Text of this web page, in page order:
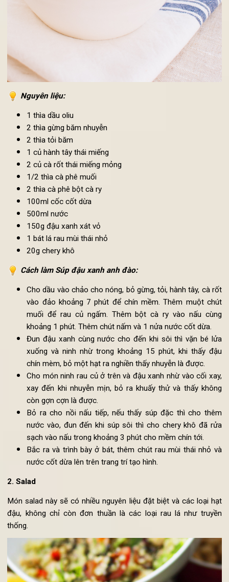
Nguyên liệu:
1 thìa dầu oliu
2 thìa gừng băm nhuyễn
2 thìa tỏi băm
1 củ hành tây thái miếng
2 củ cà rốt thái miếng mỏng
1/2 thìa cà phê muối
2 thìa cà phê bột cà ry
100ml cốc cốt dừa
500ml nước
1 bát lá rau mùi thái nhỏ
20g chery khô
Cách làm Súp đậu xanh anh đào:
Cho dầu vào chảo cho nóng, bỏ gừng, tỏi, hành tây, cà
vào đảo khoảng 7 phút để chín mềm. Thêm muột
muối để rau củ ngấm. Thêm bột cà ry vào nấu
khoảng 1 phút. Thêm chút nấm và 1 nửa nước cốt dừa.
Đun đậu xanh cùng nước cho đến khi sôi thì vặn bé
xuống và ninh nhừ trong khoảng 15 phút, khi thấy
chín mèm, bỏ một hạt ra nghiền thấy nhuyễn là được.
Cho món ninh rau củ ở trên và đậu xanh nhừ vào cối
xay đến khi nhuyễn mịn, bỏ ra khuấy thử và thấy
còn gợn cợn là được.
Bỏ ra cho nồi nấu tiếp, nếu thấy súp đặc thì cho
sạch vào nấu trong khoảng 3 phút cho mềm chín tới.
Bắc ra và trình bày ở bát, thêm chút rau mùi thái nhỏ
2. Salad
Món salad này sẽ có nhiều nguyên liệu đặt biệt và các loại